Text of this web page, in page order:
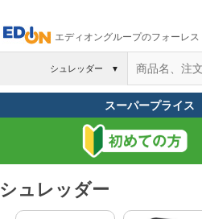
エディオングループのフォーレ
シュレッダー ▼
スーパープライス
シュレッダー